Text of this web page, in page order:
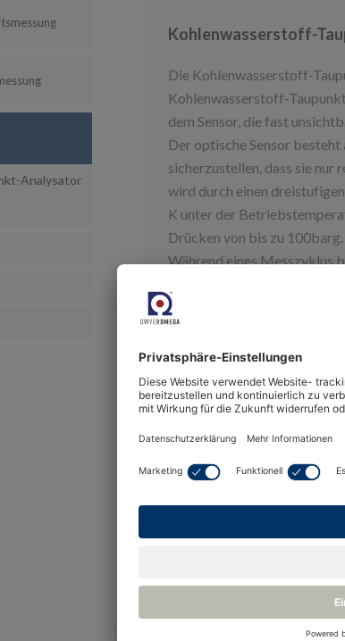
Analysator
Kohlenwasserstoff-
Die Kohlenwasserstoff-
Kohlenwasserstoff-
dem Sensor, die fast
Der optische Sensor
sicherzustellen, dass sie
wird durch einen
K unter der
Drücken von bis zu 100barg.
Während eines Messzyklus
Oberflächenspannung des
Detektor, es kommt zu
sich ändernde
Schicht von Kondensat
Kohlenwasserstoff-
Wärmeleitfähigkeit für
Der
zu leiten, wobei jedes Gas
binären Probe oder einem
Der Analysator verwendet
befindet sich in der
Probenzelle eintritt, wird